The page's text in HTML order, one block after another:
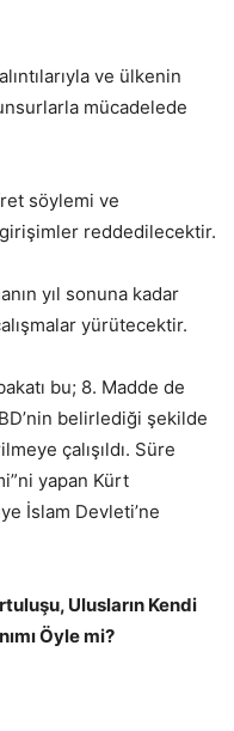
ve ülkenin
mücadelede
söylemi ve
reddedilecektir.
yıl sonuna kadar
yürütecektir.
bu; 8. Madde de
belirlediği şekilde
çalışıldı. Süre
yapan Kürt
İslam Devleti’ne
Ulusların Kendi
Öyle mi?